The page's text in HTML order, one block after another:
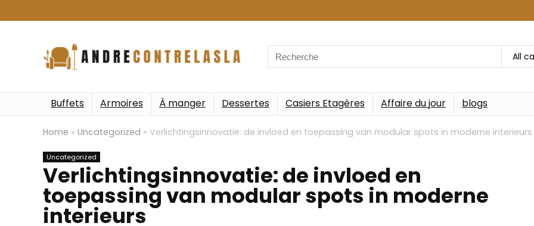
Search
for:
All
Buffets Armoires À manger Dessertes Casiers Etagères Affaire du jour blogs
Home » Uncategorized » Verlichtingsinnovatie: de invloed en toepassing van modular spots in moderne interieurs
Uncategorized
Verlichtingsinnovatie: de invloed en
toepassing van modular spots in moderne
interieurs